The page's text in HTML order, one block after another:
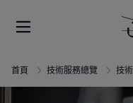
首頁 技術服務總覽 技